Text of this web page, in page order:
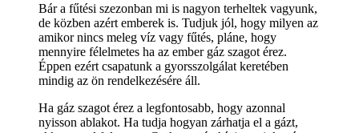
Bár a fűtési szezonban mi is nagyon terheltek vagyunk,
de közben azért emberek is. Tudjuk jól, hogy milyen az
amikor nincs meleg víz vagy fűtés, pláne, hogy
mennyire félelmetes ha az ember gáz szagot érez.
Éppen ezért csapatunk a gyorsszolgálat keretében
mindig az ön rendelkezésére áll.
Ha gáz szagot érez a legfontosabb, hogy azonnal
nyisson ablakot. Ha tudja hogyan zárhatja el a gázt,